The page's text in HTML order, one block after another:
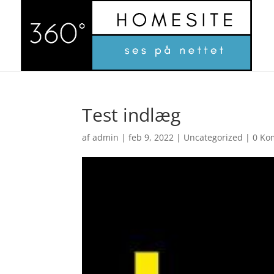
Test indlæg
afadmin |feb 9, 2022 | Uncategorized |0